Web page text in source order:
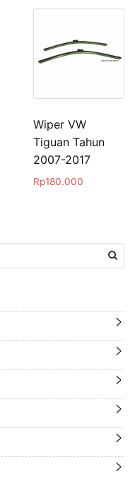
Wiper VW
Tiguan Tahun
2007-2017
Rp180.000